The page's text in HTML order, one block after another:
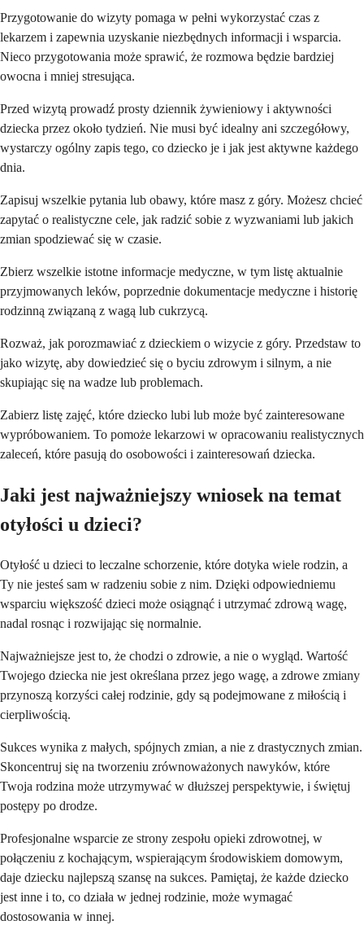
Przygotowanie do wizyty pomaga w pełni wykorzystać czas z
lekarzem i zapewnia uzyskanie niezbędnych informacji i wsparcia.
Nieco przygotowania może sprawić, że rozmowa będzie bardziej
owocna i mniej stresująca.
Przed wizytą prowadź prosty dziennik żywieniowy i aktywności
dziecka przez około tydzień. Nie musi być idealny ani szczegółowy,
wystarczy ogólny zapis tego, co dziecko je i jak jest aktywne każdego
dnia.
Zapisuj wszelkie pytania lub obawy, które masz z góry. Możesz chcieć
zapytać o realistyczne cele, jak radzić sobie z wyzwaniami lub jakich
zmian spodziewać się w czasie.
Zbierz wszelkie istotne informacje medyczne, w tym listę aktualnie
przyjmowanych leków, poprzednie dokumentacje medyczne i historię
rodzinną związaną z wagą lub cukrzycą.
Rozważ, jak porozmawiać z dzieckiem o wizycie z góry. Przedstaw to
jako wizytę, aby dowiedzieć się o byciu zdrowym i silnym, a nie
skupiając się na wadze lub problemach.
Zabierz listę zajęć, które dziecko lubi lub może być zainteresowane
wypróbowaniem. To pomoże lekarzowi w opracowaniu realistycznych
zaleceń, które pasują do osobowości i zainteresowań dziecka.
Jaki jest najważniejszy wniosek na temat
otyłości u dzieci?
Otyłość u dzieci to leczalne schorzenie, które dotyka wiele rodzin, a
Ty nie jesteś sam w radzeniu sobie z nim. Dzięki odpowiedniemu
wsparciu większość dzieci może osiągnąć i utrzymać zdrową wagę,
nadal rosnąc i rozwijając się normalnie.
Najważniejsze jest to, że chodzi o zdrowie, a nie o wygląd. Wartość
Twojego dziecka nie jest określana przez jego wagę, a zdrowe zmiany
przynoszą korzyści całej rodzinie, gdy są podejmowane z miłością i
cierpliwością.
Sukces wynika z małych, spójnych zmian, a nie z drastycznych zmian.
Skoncentruj się na tworzeniu zrównoważonych nawyków, które
Twoja rodzina może utrzymywać w dłuższej perspektywie, i świętuj
postępy po drodze.
Profesjonalne wsparcie ze strony zespołu opieki zdrowotnej, w
połączeniu z kochającym, wspierającym środowiskiem domowym,
daje dziecku najlepszą szansę na sukces. Pamiętaj, że każde dziecko
jest inne i to, co działa w jednej rodzinie, może wymagać
dostosowania w innej.